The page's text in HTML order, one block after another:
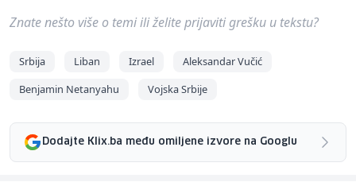
Znate nešto više o temi ili želite prijaviti grešku u tekstu?
Srbija Liban Izrael
Aleksandar Vučić
Benjamin Netanyahu
Vojska Srbije
Dodajte Klix.ba među omiljene izvore na Googlu